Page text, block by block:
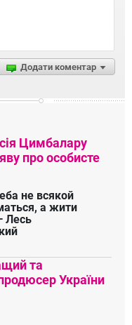
Додати коментар
Цимбалару
про особисте
не всякой
а жити
Лесь
та
України